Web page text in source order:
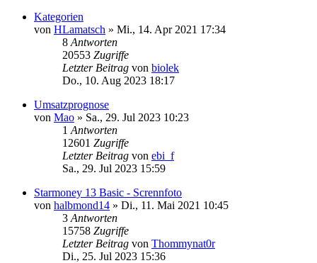
Kategorien
von HLamatsch » Mi., 14. Apr 2021 17:34
8 Antworten
20553 Zugriffe
Letzter Beitrag von biolek
Do., 10. Aug 2023 18:17
Umsatzprognose
von Mao » Sa., 29. Jul 2023 10:23
1 Antworten
12601 Zugriffe
Letzter Beitrag von ebi_f
Sa., 29. Jul 2023 15:59
Starmoney 13 Basic - Scrennfoto
von halbmond14 » Di., 11. Mai 2021 10:45
3 Antworten
15758 Zugriffe
Letzter Beitrag von Thommynat0r
Di., 25. Jul 2023 15:36